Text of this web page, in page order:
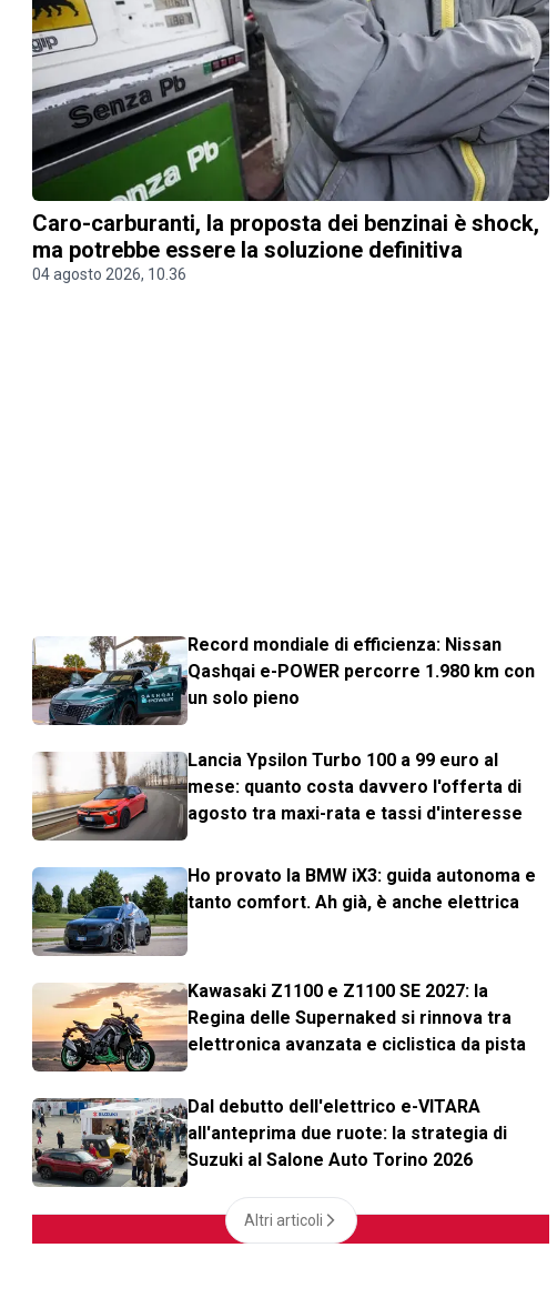
Caro-carburanti, la proposta dei benzinai è shock,
ma potrebbe essere la soluzione definitiva
04 agosto 2026, 10.36
Record mondiale di efficienza: Nissan
Qashqai e-POWER percorre 1.980 km con
un solo pieno
Lancia Ypsilon Turbo 100 a 99 euro al
mese: quanto costa davvero l'offerta di
agosto tra maxi-rata e tassi d'interesse
Ho provato la BMW iX3: guida autonoma e
tanto comfort. Ah già, è anche elettrica
Kawasaki Z1100 e Z1100 SE 2027: la
Regina delle Supernaked si rinnova tra
elettronica avanzata e ciclistica da pista
Dal debutto dell'elettrico e-VITARA
all'anteprima due ruote: la strategia di
Suzuki al Salone Auto Torino 2026
Altri articoli